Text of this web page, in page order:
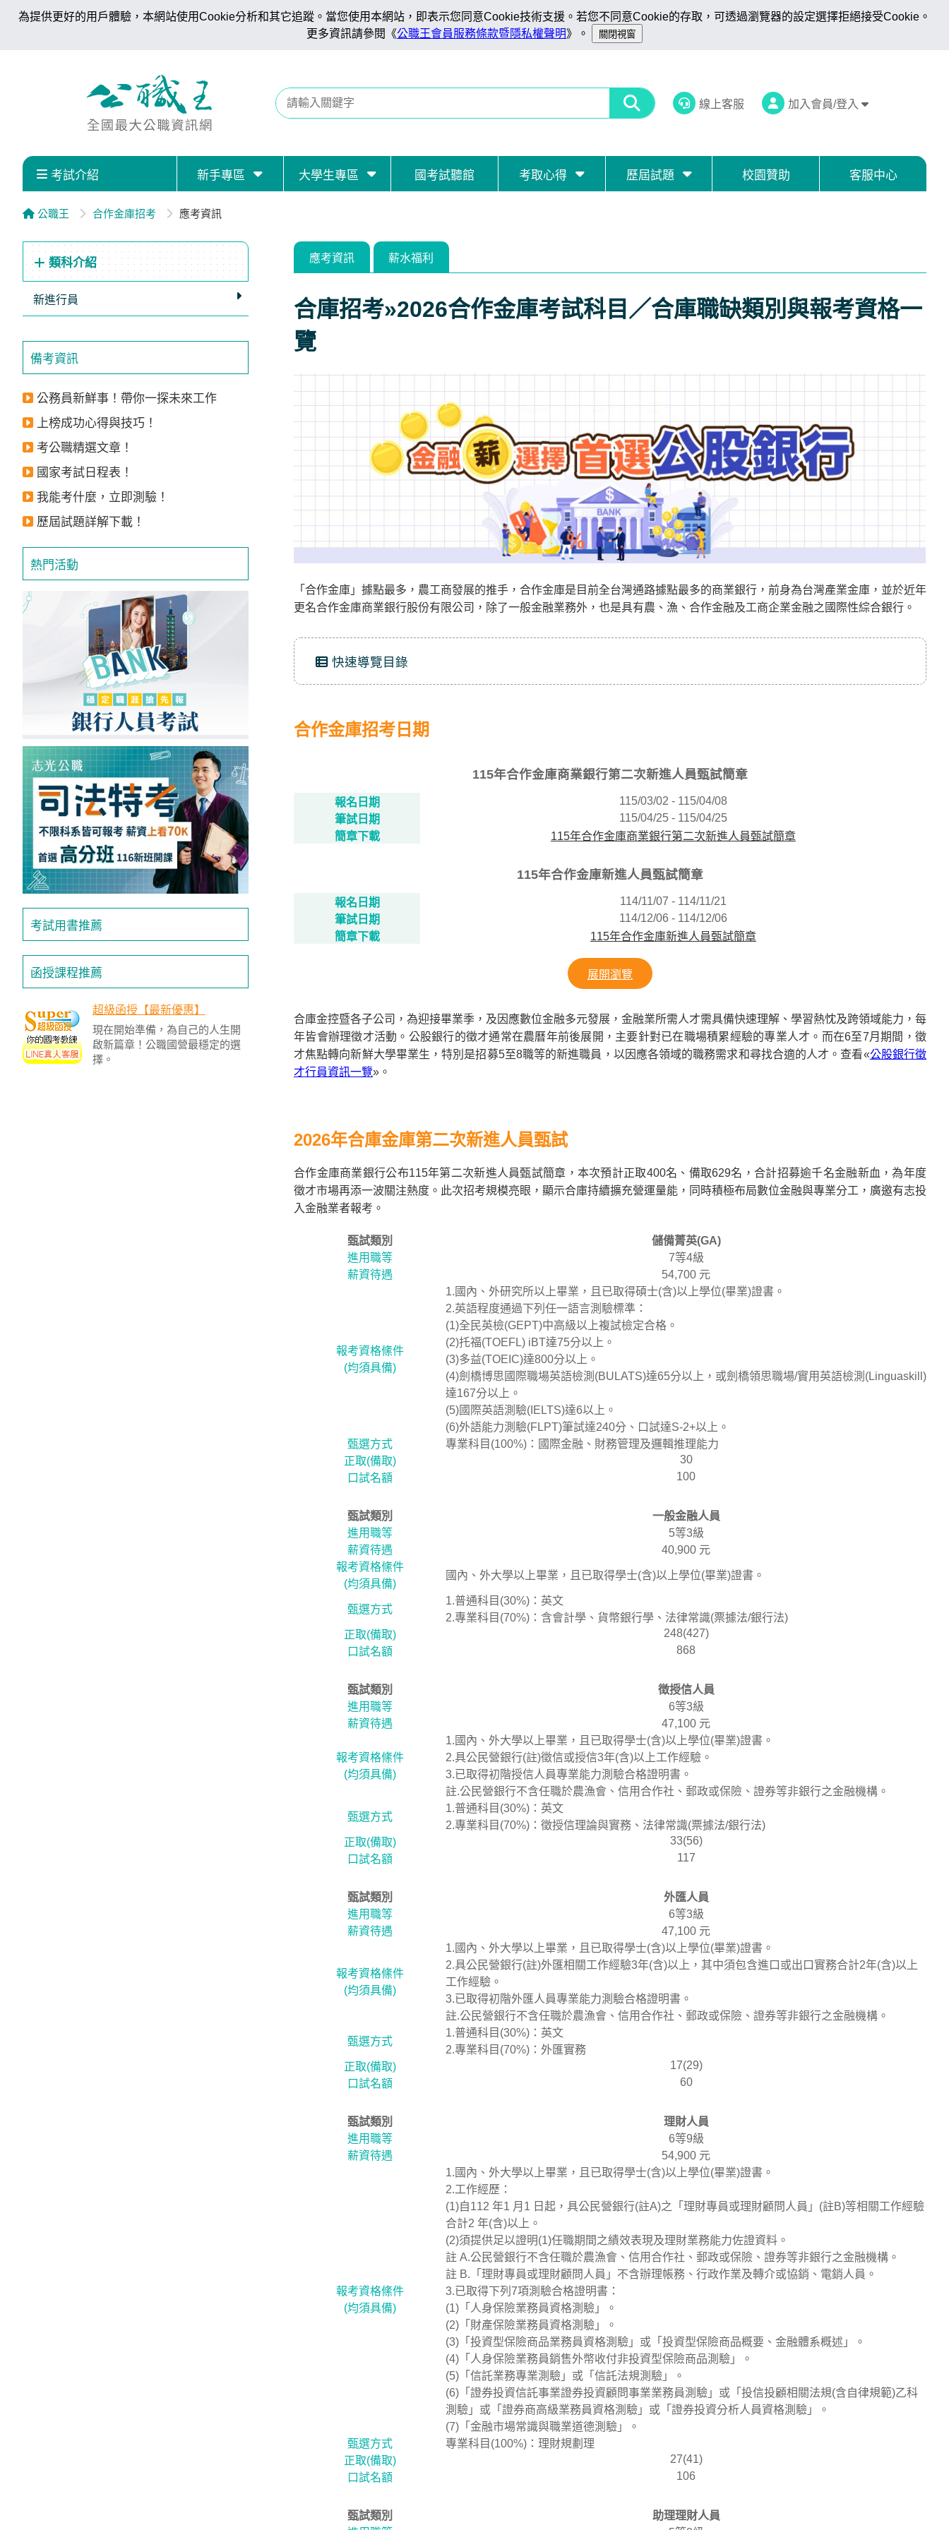
為提供更好的用戶體驗，本網站使用Cookie分析和其它追蹤。當您使用本網站，即表示您同意Cookie技術支援。若您不同意Cookie的存取，可透過瀏覽器的設定選擇拒絕接受Cookie。
更多資訊請參閱《公職王會員服務條款暨隱私權聲明》。
線上客服 加入會員/登入
考試介紹 新手專區 大學生專區 國考試聽館 考取心得 歷屆試題 校園贊助 客服中心
公職王 合作金庫招考 應考資訊
類科介紹
新進行員
備考資訊
公務員新鮮事！帶你一探未來工作
上榜成功心得與技巧！
考公職精選文章！
國家考試日程表！
我能考什麼，立即測驗！
歷屆試題詳解下載！
熱門活動
考試用書推薦
函授課程推薦
超級函授【最新優惠】
現在開始準備，為自己的人生開
啟新篇章！公職國營最穩定的選
擇。
應考資訊 薪水福利
合庫招考»2026合作金庫考試科目／合庫職缺類別與報考資格一
覽
「合作金庫」據點最多，農工商發展的推手，合作金庫是目前全台灣通路據點最多的商業銀行，前身為台灣產業金庫，並於近年
更名合作金庫商業銀行股份有限公司，除了一般金融業務外，也是具有農、漁、合作金融及工商企業金融之國際性綜合銀行。
快速導覽目錄
合作金庫招考日期
115年合作金庫商業銀行第二次新進人員甄試簡章
報名日期
115/03/02 - 115/04/08
筆試日期
115/04/25 - 115/04/25
簡章下載
115年合作金庫商業銀行第二次新進人員甄試簡章
115年合作金庫新進人員甄試簡章
報名日期
114/11/07 - 114/11/21
筆試日期
114/12/06 - 114/12/06
簡章下載
115年合作金庫新進人員甄試簡章
展開瀏覽
合庫金控暨各子公司，為迎接畢業季，及因應數位金融多元發展，金融業所需人才需具備快速理解、學習熱忱及跨領域能力，每
年皆會辦理徵才活動。公股銀行的徵才通常在農曆年前後展開，主要針對已在職場積累經驗的專業人才。而在6至7月期間，徵
才焦點轉向新鮮大學畢業生，特別是招募5至8職等的新進職員，以因應各領域的職務需求和尋找合適的人才。查看«公股銀行徵
才行員資訊一覽»。
2026年合庫金庫第二次新進人員甄試
合作金庫商業銀行公布115年第二次新進人員甄試簡章，本次預計正取400名、備取629名，合計招募逾千名金融新血，為年度
徵才市場再添一波關注熱度。此次招考規模亮眼，顯示合庫持續擴充營運量能，同時積極布局數位金融與專業分工，廣邀有志投
入金融業者報考。
甄試類別
儲備菁英(GA)
進用職等
7等4級
薪資待遇
54,700 元
報考資格絛件
(均須具備)
1.國內、外研究所以上畢業，且已取得碩士(含)以上學位(畢業)證書。
2.英語程度通過下列任一語言測驗標準：
(1)全民英檢(GEPT)中高級以上複試檢定合格。
(2)托福(TOEFL) iBT達75分以上。
(3)多益(TOEIC)達800分以上。
(4)劍橋博思國際職場英語檢測(BULATS)達65分以上，或劍橋領思職場/實用英語檢測(Linguaskill)
達167分以上。
(5)國際英語測驗(IELTS)達6以上。
(6)外語能力測驗(FLPT)筆試達240分、口試達S-2+以上。
甄選方式
專業科目(100%)：國際金融、財務管理及邏輯推理能力
正取(備取)
30
口試名額
100
甄試類別
一般金融人員
進用職等
5等3級
薪資待遇
40,900 元
報考資格絛件
(均須具備)
國內、外大學以上畢業，且已取得學士(含)以上學位(畢業)證書。
甄選方式
1.普通科目(30%)：英文
2.專業科目(70%)：含會計學、貨幣銀行學、法律常識(票據法/銀行法)
正取(備取)
248(427)
口試名額
868
甄試類別
徴授信人員
進用職等
6等3級
薪資待遇
47,100 元
報考資格絛件
(均須具備)
1.國內、外大學以上畢業，且已取得學士(含)以上學位(畢業)證書。
2.具公民營銀行(註)徵信或授信3年(含)以上工作經驗。
3.已取得初階授信人員專業能力測驗合格證明書。
註.公民營銀行不含任職於農漁會、信用合作社、郵政或保險、證券等非銀行之金融機構。
甄選方式
1.普通科目(30%)：英文
2.專業科目(70%)：徵授信理論與實務、法律常識(票據法/銀行法)
正取(備取)
33(56)
口試名額
117
甄試類別
外匯人員
進用職等
6等3級
薪資待遇
47,100 元
報考資格絛件
(均須具備)
1.國內、外大學以上畢業，且已取得學士(含)以上學位(畢業)證書。
2.具公民營銀行(註)外匯相關工作經驗3年(含)以上，其中須包含進口或出口實務合計2年(含)以上
工作經驗。
3.已取得初階外匯人員專業能力測驗合格證明書。
註.公民營銀行不含任職於農漁會、信用合作社、郵政或保險、證券等非銀行之金融機構。
甄選方式
1.普通科目(30%)：英文
2.專業科目(70%)：外匯實務
正取(備取)
17(29)
口試名額
60
甄試類別
理財人員
進用職等
6等9級
薪資待遇
54,900 元
報考資格絛件
(均須具備)
1.國內、外大學以上畢業，且已取得學士(含)以上學位(畢業)證書。
2.工作經歷：
(1)自112 年1 月1 日起，具公民營銀行(註A)之「理財專員或理財顧問人員」(註B)等相關工作經驗
合計2 年(含)以上。
(2)須提供足以證明(1)任職期間之績效表現及理財業務能力佐證資料。
註 A.公民營銀行不含任職於農漁會、信用合作社、郵政或保險、證券等非銀行之金融機構。
註 B.「理財專員或理財顧問人員」不含辦理帳務、行政作業及轉介或協銷、電銷人員。
3.已取得下列7項測驗合格證明書：
(1)「人身保險業務員資格測驗」。
(2)「財產保險業務員資格測驗」。
(3)「投資型保險商品業務員資格測驗」或「投資型保險商品概要、金融體系概述」。
(4)「人身保險業務員銷售外幣收付非投資型保險商品測驗」。
(5)「信託業務專業測驗」或「信託法規測驗」。
(6)「證券投資信託事業證券投資顧問事業業務員測驗」或「投信投顧相關法規(含自律規範)乙科
測驗」或「證券商高級業務員資格測驗」或「證券投資分析人員資格測驗」。
(7)「金融市場常識與職業道德測驗」。
甄選方式
專業科目(100%)：理財規劃理
正取(備取)
27(41)
口試名額
106
甄試類別
助理理財人員